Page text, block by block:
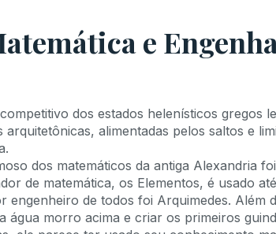
e
dos estados helenísticos gregos
arquitetônicas, alimentadas pelos saltos e
dos matemáticos da antiga Alexandria
de matemática, os Elementos, é usado
engenheiro de todos foi Arquimedes. Além
água morro acima e criar os primeiros